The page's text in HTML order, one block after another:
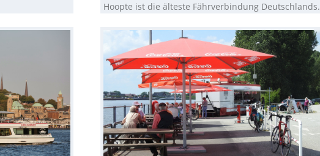
Hoopte ist die älteste Fährverbindung Deutschlands.